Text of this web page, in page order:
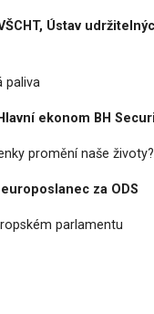
Ústav
paliva
ekonom BH
promění naše životy?
za ODS
parlamentu